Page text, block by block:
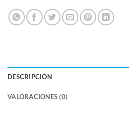
DESCRIPCIÓN
VALORACIONES (0)